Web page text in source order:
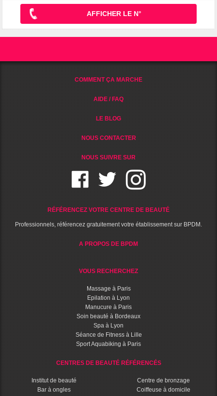
AFFICHER LE N°
COMMENT ÇA MARCHE
AIDE / FAQ
LE BLOG
NOUS CONTACTER
NOUS SUIVRE SUR
RÉFÉRENCEZ VOTRE CENTRE DE BEAUTÉ
Professionnels, référencez gratuitement votre établissement sur BPDM.
A PROPOS DE BPDM
VOUS RECHERCHEZ
Massage à Paris
Epilation à Lyon
Manucure à Paris
Soin beauté à Bordeaux
Spa à Lyon
Séance de Fitness à Lille
Sport Aquabiking à Paris
CENTRES DE BEAUTÉ RÉFÉRENCÉS
Institut de beauté
Bar à ongles
Centre de bronzage
Coiffeuse à domicile